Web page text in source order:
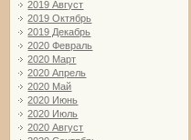
2019 Август
2019 Октябрь
2019 Декабрь
2020 Февраль
2020 Март
2020 Апрель
2020 Май
2020 Июнь
2020 Июль
2020 Август